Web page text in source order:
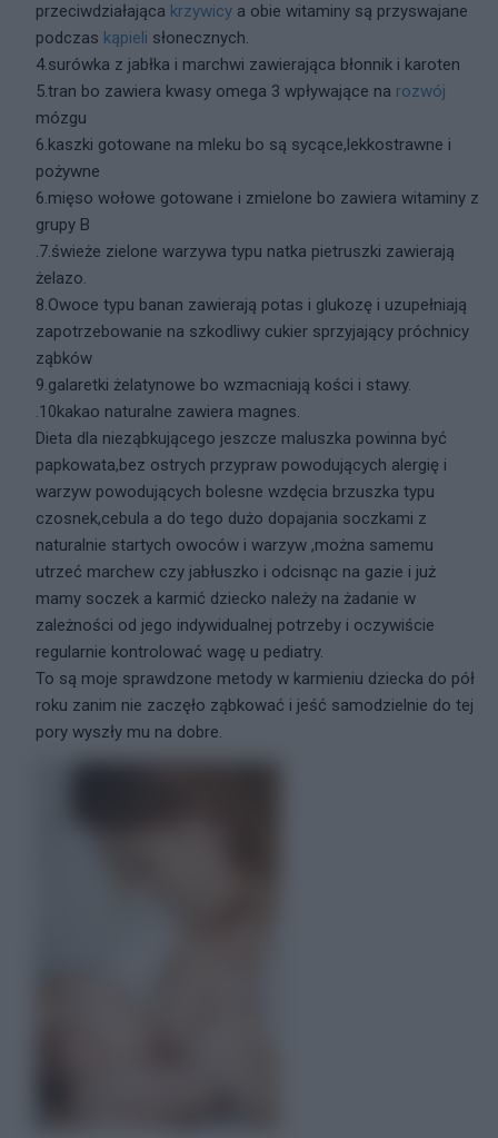
przeciwdziałająca krzywicy a obie witaminy są przyswajane
podczas kąpieli słonecznych.
4.surówka z jabłka i marchwi zawierająca błonnik i karoten
5.tran bo zawiera kwasy omega 3 wpływające na rozwój
mózgu
6.kaszki gotowane na mleku bo są sycące,lekkostrawne i
pożywne
6.mięso wołowe gotowane i zmielone bo zawiera witaminy z
grupy B
.7.świeże zielone warzywa typu natka pietruszki zawierają
żelazo.
8.Owoce typu banan zawierają potas i glukozę i uzupełniają
zapotrzebowanie na szkodliwy cukier sprzyjający próchnicy
ząbków
9.galaretki żelatynowe bo wzmacniają kości i stawy.
.10kakao naturalne zawiera magnes.
Dieta dla nieząbkującego jeszcze maluszka powinna być
papkowata,bez ostrych przypraw powodujących alergię i
warzyw powodujących bolesne wzdęcia brzuszka typu
czosnek,cebula a do tego dużo dopajania soczkami z
naturalnie startych owoców i warzyw ,można samemu
utrzeć marchew czy jabłuszko i odcisnąc na gazie i już
mamy soczek a karmić dziecko należy na żadanie w
zależności od jego indywidualnej potrzeby i oczywiście
regularnie kontrolować wagę u pediatry.
To są moje sprawdzone metody w karmieniu dziecka do pół
roku zanim nie zaczęło ząbkować i jeść samodzielnie do tej
pory wyszły mu na dobre.